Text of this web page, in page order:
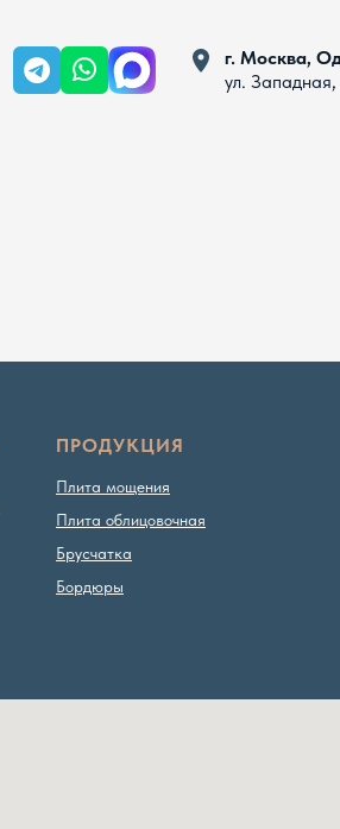
г. Москва,
ул. Западная,
ПРОДУКЦИЯ
Плита мощения
Плита облицовочная
Брусчатка
Бордюры